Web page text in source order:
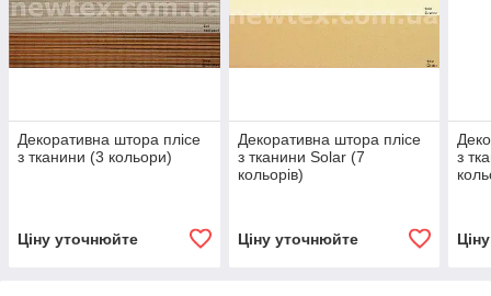
Декоративна штора плісе
з тканини (3 кольори)
Ціну уточнюйте
Декоративна штора плісе
з тканини Solar (7
кольорів)
Ціну уточнюйте
з